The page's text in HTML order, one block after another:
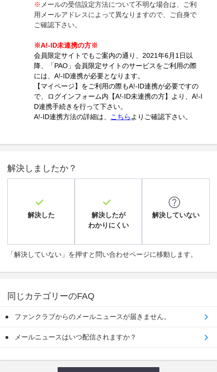
※ メールの受信設定方法について不明な場合は、ご利
用メールアドレスによって異なりますので、ご自身で
ご確認下さい。
※A!-ID未連携の方※
会員限定サイトでもご案内の通り、2021年6月1日以
降、「PAO」会員限定サイトのサービスをご利用の際
には、A!-ID連携が必要となります。
【マイページ】をご利用の際もA!-ID連携が必要ですの
で、ログインフォーム内【A!-ID未連携の方】より、A!-I
D連携手続きを行って下さい。
A!-ID連携方法の詳細は、
こちら よりご確認下さい。
解決しましたか？
解決した
解決したが
わかりにくい
解決していない
「解決していない」を押すと問い合わせページに移動します。
同じカテゴリーのFAQ
ファンクラブからのメールニュースが届きません。
メールニュースはいつ配信されますか？